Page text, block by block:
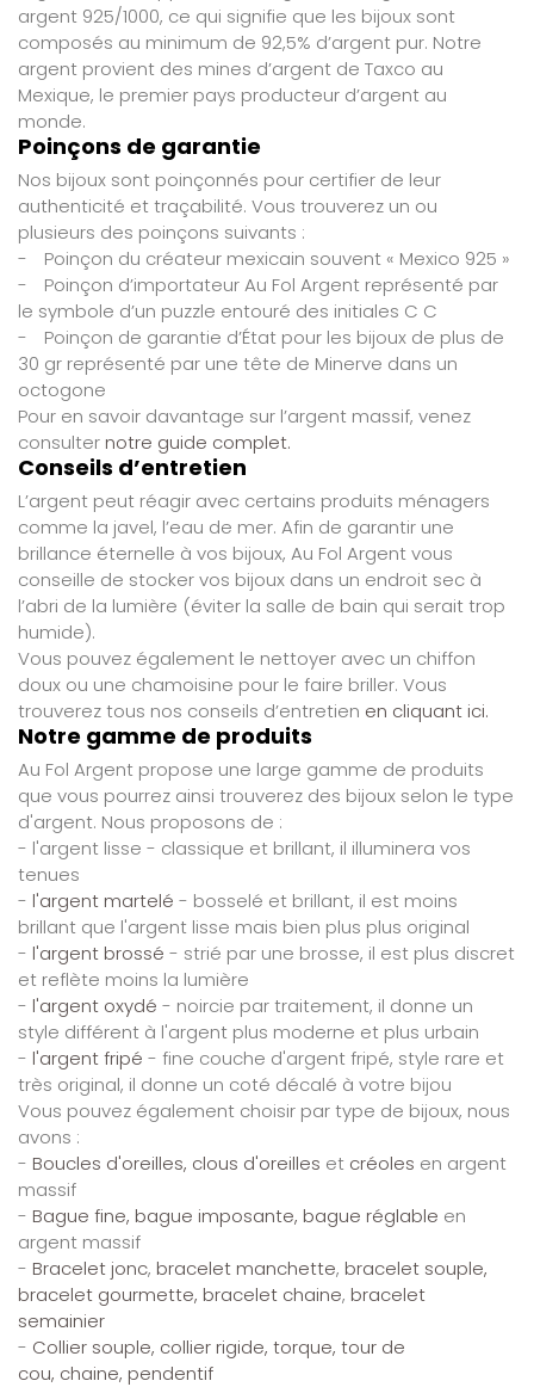
argent 925/1000, ce qui signifie que les bijoux sont
composés au minimum de 92,5% d’argent pur. Notre
argent provient des mines d’argent de Taxco au
Mexique, le premier pays producteur d’argent au
monde.
Poinçons de garantie
Nos bijoux sont poinçonnés pour certifier de leur
authenticité et traçabilité. Vous trouverez un ou
plusieurs des poinçons suivants :
-
Poinçon du créateur mexicain souvent « Mexico 925 »
-
Poinçon d’importateur Au Fol Argent représenté par
le symbole d’un puzzle entouré des initiales C C
-
Poinçon de garantie d’État pour les bijoux de plus de
30 gr représenté par une tête de Minerve dans un
octogone
Pour en savoir davantage sur l’argent massif, venez
consulter notre guide complet.
Conseils d’entretien
L’argent peut réagir avec certains produits ménagers
comme la javel, l’eau de mer. Afin de garantir une
brillance éternelle à vos bijoux, Au Fol Argent vous
conseille de stocker vos bijoux dans un endroit sec à
l’abri de la lumière (éviter la salle de bain qui serait trop
humide).
Vous pouvez également le nettoyer avec un chiffon
doux ou une chamoisine pour le faire briller. Vous
trouverez tous nos conseils d’entretien en cliquant ici.
Notre gamme de produits
Au Fol Argent propose une large gamme de produits
que vous pourrez ainsi trouverez des bijoux selon le type
d'argent. Nous proposons de :
- l'argent lisse - classique et brillant, il illuminera vos
tenues
- l'argent martelé - bosselé et brillant, il est moins
brillant que l'argent lisse mais bien plus plus original
- l'argent brossé - strié par une brosse, il est plus discret
et reflète moins la lumière
- l'argent oxydé - noircie par traitement, il donne un
style différent à l'argent plus moderne et plus urbain
- l'argent fripé - fine couche d'argent fripé, style rare et
très original, il donne un coté décalé à votre bijou
Vous pouvez également choisir par type de bijoux, nous
avons :
- Boucles d'oreilles, clous d'oreilles et créoles en argent
massif
- Bague fine, bague imposante, bague réglable en
argent massif
- Bracelet jonc, bracelet manchette, bracelet souple,
bracelet gourmette, bracelet chaine, bracelet
semainier
- Collier souple, collier rigide, torque, tour de
cou, chaine, pendentif